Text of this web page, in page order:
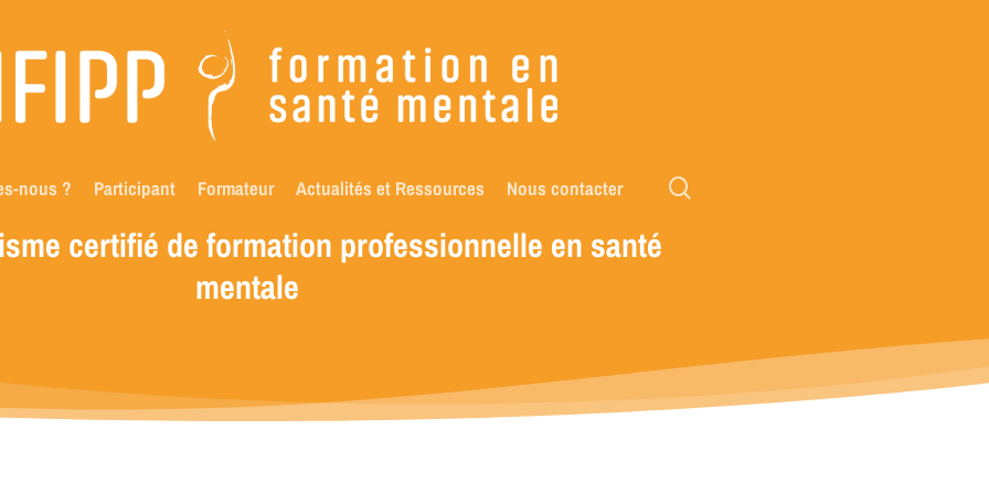
nous ? Participant Formateur Actualités et Ressources Nous contacter
certifié de formation professionnelle en santé
mentale